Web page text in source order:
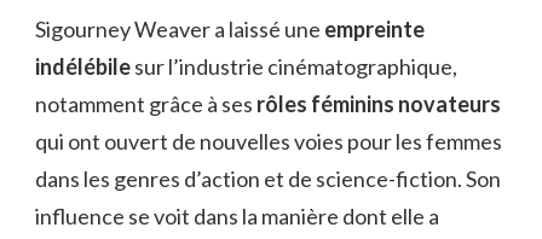
Sigourney Weaver a laissé une empreinte
indélébilesur l’industrie cinématographique,
notamment grâce à ses rôles féminins novateurs
qui ont ouvert de nouvelles voies pour les femmes
dans les genres d’action et de science-fiction. Son
influence se voit dans la manière dont elle a